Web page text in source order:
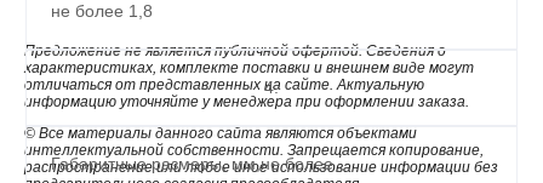
не более 1,8
4.
Габаритные размеры, мм,не более
Предложение не является публичной офертой. Сведения о
характеристиках, комплекте поставки и внешнем виде могут
отличаться от представленных на сайте. Актуальную
информацию уточняйте у менеджера при оформлении заказа.
© Все материалы данного сайта являются объектами
интеллектуальной собственности. Запрещается копирование,
распространение или любое иное использование информации без